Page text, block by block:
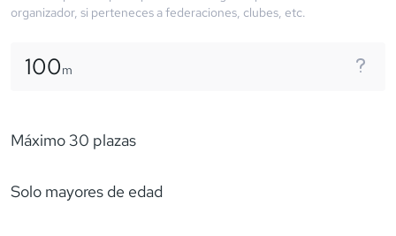
organizador, si perteneces a federaciones, clubes, etc.
100m
Máximo 30 plazas
Solo mayores de edad